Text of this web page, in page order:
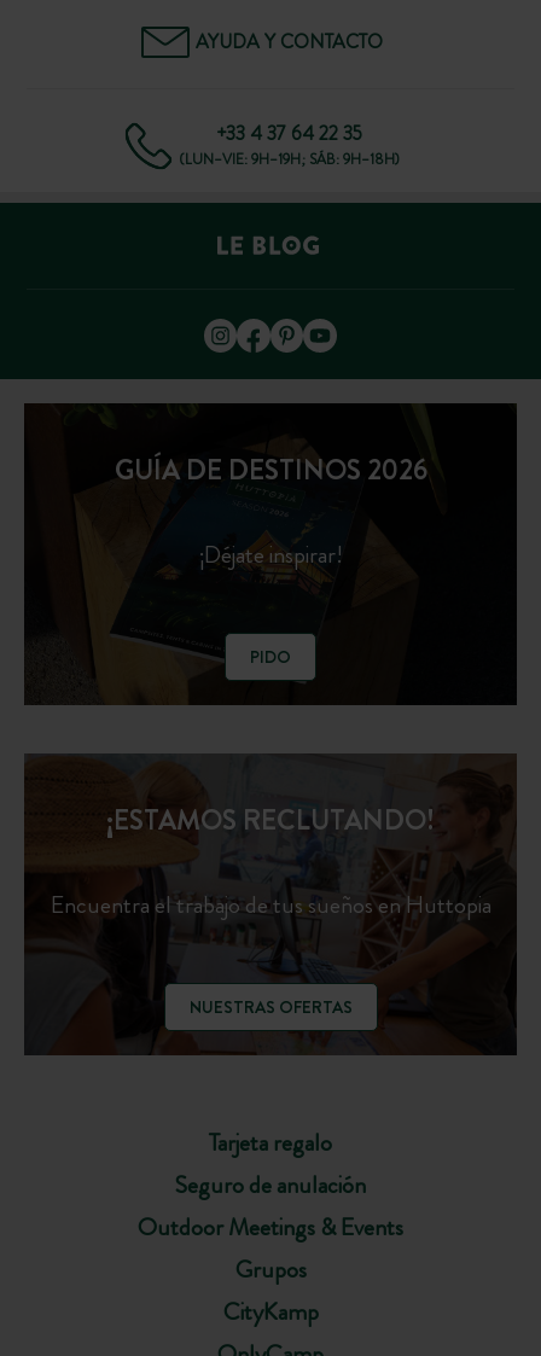
AYUDA Y CONTACTO
+33 4 37 64 22 35
(LUN–VIE: 9H–19H; SÁB: 9H–18H)
GUÍA DE DESTINOS 2026
¡Déjate inspirar!
PIDO
Tarjeta regalo
Seguro de anulación
Outdoor Meetings & Events
Grupos
CityKamp
¡ESTAMOS RECLUTANDO!
Encuentra el trabajo de tus sueños en Huttopia
NUESTRAS OFERTAS